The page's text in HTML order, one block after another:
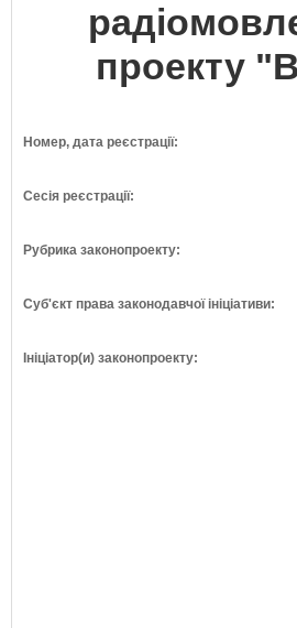
проекту
Номер, дата реєстрації:
Сесія реєстрації:
Рубрика законопроекту:
Суб'єкт права законодавчої ініціативи:
Ініціатор(и) законопроекту: